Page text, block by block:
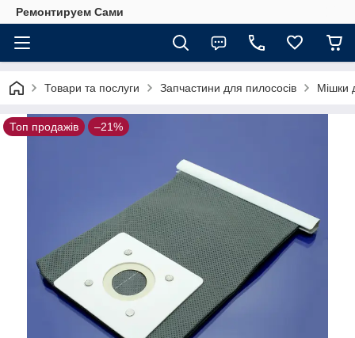
Ремонтируем Сами
Товари та послуги Запчастини для пилососів Мішки
Топ продажів –21%